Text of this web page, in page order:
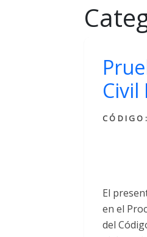
Civil
CÓDIGO:
El
en el
del